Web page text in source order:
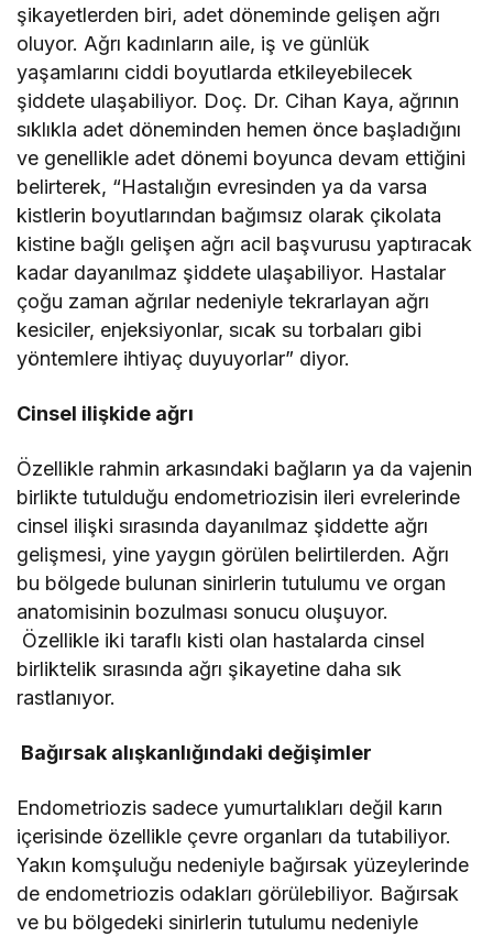
şikayetlerden biri, adet döneminde gelişen ağrı
oluyor. Ağrı kadınların aile, iş ve günlük
yaşamlarını ciddi boyutlarda etkileyebilecek
şiddete ulaşabiliyor. Doç. Dr. Cihan Kaya, ağrının
sıklıkla adet döneminden hemen önce başladığını
ve genellikle adet dönemi boyunca devam ettiğini
belirterek, “Hastalığın evresinden ya da varsa
kistlerin boyutlarından bağımsız olarak çikolata
kistine bağlı gelişen ağrı acil başvurusu yaptıracak
kadar dayanılmaz şiddete ulaşabiliyor. Hastalar
çoğu zaman ağrılar nedeniyle tekrarlayan ağrı
kesiciler, enjeksiyonlar, sıcak su torbaları gibi
yöntemlere ihtiyaç duyuyorlar” diyor.
Cinsel ilişkide ağrı
Özellikle rahmin arkasındaki bağların ya da vajenin
birlikte tutulduğu endometriozisin ileri evrelerinde
cinsel ilişki sırasında dayanılmaz şiddette ağrı
gelişmesi, yine yaygın görülen belirtilerden. Ağrı
bu bölgede bulunan sinirlerin tutulumu ve organ
anatomisinin bozulması sonucu oluşuyor.
Özellikle iki taraflı kisti olan hastalarda cinsel
birliktelik sırasında ağrı şikayetine daha sık
rastlanıyor.
Bağırsak alışkanlığındaki değişimler
Endometriozis sadece yumurtalıkları değil karın
içerisinde özellikle çevre organları da tutabiliyor.
Yakın komşuluğu nedeniyle bağırsak yüzeylerinde
de endometriozis odakları görülebiliyor. Bağırsak
ve bu bölgedeki sinirlerin tutulumu nedeniyle